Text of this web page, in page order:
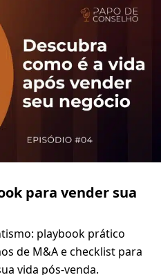
para vender sua
playbook prático
de M&A e checklist para
vida pós-venda.